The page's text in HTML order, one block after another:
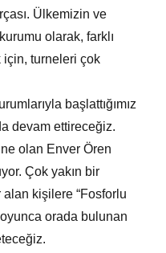
Ülkemizin ve
olarak, farklı
için, turneleri çok
başlattığımız
devam ettireceğiz.
olan Enver Ören
Çok yakın bir
kişilere “Fosforlu
orada bulunan